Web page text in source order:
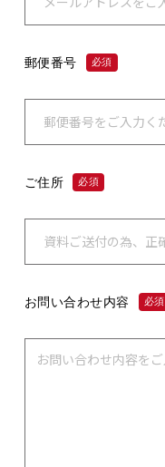
郵便番号 必須
ご住所 必須
お問い合わせ内容 必須